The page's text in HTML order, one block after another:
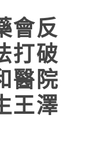
會反
打破
醫院
王澤